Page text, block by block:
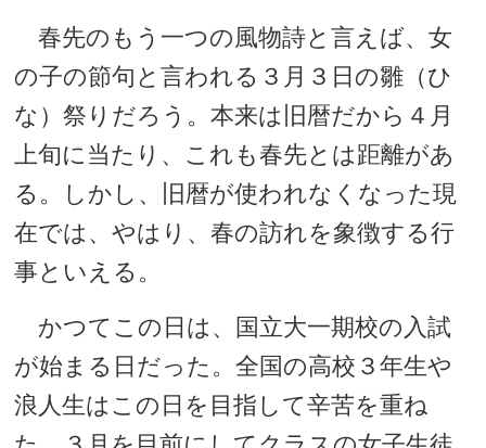
春先のもう一つの風物詩と言えば、女
の子の節句と言われる３月３日の雛（ひ
な）祭りだろう。本来は旧暦だから４月
上旬に当たり、これも春先とは距離があ
る。しかし、旧暦が使われなくなった現
在では、やはり、春の訪れを象徴する行
事といえる。
かつてこの日は、国立大一期校の入試
が始まる日だった。全国の高校３年生や
浪人生はこの日を目指して辛苦を重ね